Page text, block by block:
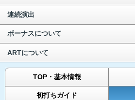
連続演出
ボーナスについて
ARTについて
TOP・基本情報
初打ちガイド